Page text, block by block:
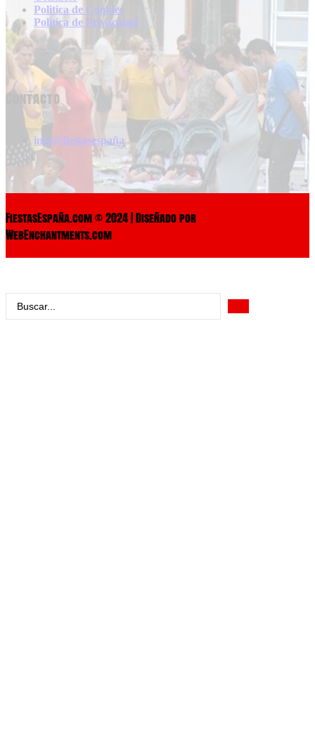
Politica de Cookies
Politica de Privacidad
Contacto
info@fiestasespaña
FiestasEspaña.com © 2024 | Diseñado por
WebEnchantments.com